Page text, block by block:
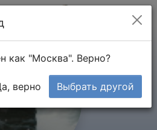
как "Москва". Верно?
верно Выбрать другой